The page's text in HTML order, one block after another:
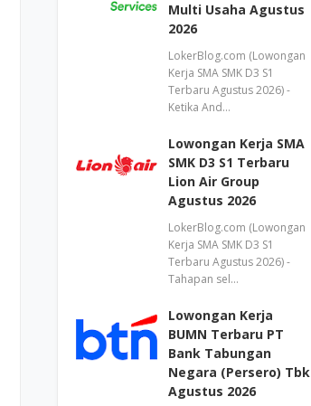
Multi Usaha Agustus
2026
LokerBlog.com (Lowongan
Kerja SMA SMK D3 S1
Terbaru Agustus 2026) -
Ketika And…
Lowongan Kerja SMA
SMK D3 S1 Terbaru
Lion Air Group
Agustus 2026
LokerBlog.com (Lowongan
Kerja SMA SMK D3 S1
Terbaru Agustus 2026) -
Tahapan sel…
Lowongan Kerja
BUMN Terbaru PT
Bank Tabungan
Negara (Persero) Tbk
Agustus 2026